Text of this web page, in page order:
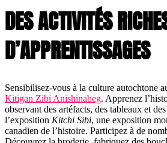
DES ACTIVITÉS
D’APPRENTISSAGES
Sensibilisez-vous à la culture autochtone
Kitigan Zibi Anishinabeg. Apprenez
observant des artéfacts, des tableaux et
l’exposition Kitchi Sibi, une exposition
canadien de l’histoire. Participez à de